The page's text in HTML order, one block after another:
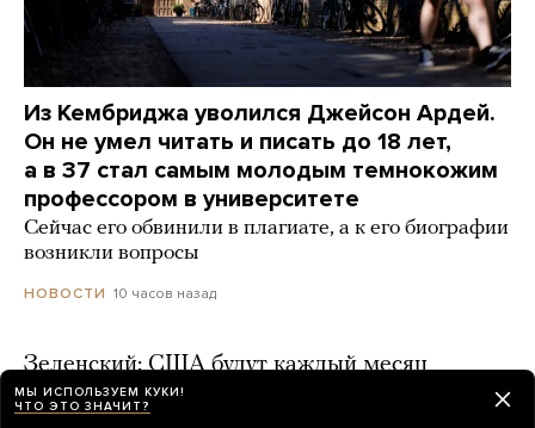
Из Кембриджа уволился Джейсон Ардей.
Он не умел читать и писать до 18 лет,
а в 37 стал самым молодым темнокожим
профессором в университете
Сейчас его обвинили в плагиате, а к его биографии
возникли вопросы
НОВОСТИ 10 часов назад
Зеленский: США будут каждый месяц
поставлять Украине ракеты для Patriot
МЫ ИСПОЛЬЗУЕМ КУКИ!
ЧТО ЭТО ЗНАЧИТ?